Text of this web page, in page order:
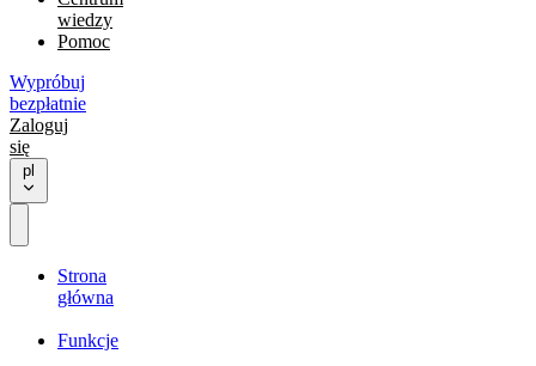
wiedzy
Pomoc
Wypróbuj
bezpłatnie
Zaloguj
się
pl
Strona
główna
Funkcje